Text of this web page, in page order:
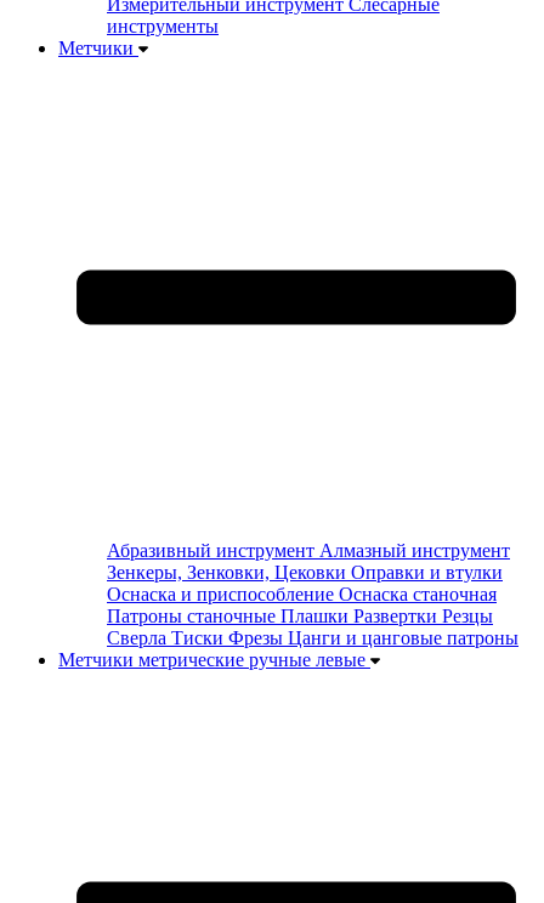
Измерительный инструмент Слесарные
инструменты
Метчики
Абразивный инструмент Алмазный инструмент
Зенкеры, Зенковки, Цековки Оправки и втулки
Оснаска и приспособление Оснаска станочная
Патроны станочные Плашки Развертки Резцы
Сверла Тиски Фрезы Цанги и цанговые патроны
Метчики метрические ручные левые